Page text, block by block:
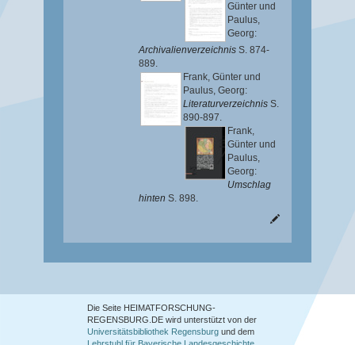
Günter und
Paulus,
Georg:
Archivalienverzeichnis S. 874-
889.
Frank, Günter und
Paulus, Georg:
Literaturverzeichnis S.
890-897.
Frank,
Günter und
Paulus,
Georg:
Umschlag
hinten S. 898.
Die Seite HEIMATFORSCHUNG-
REGENSBURG.DE wird unterstützt von der
Universitätsbibliothek Regensburg und dem